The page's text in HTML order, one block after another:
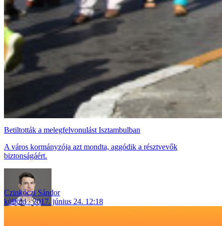
Betiltották a melegfelvonulást Isztambulban
A város kormányzója azt mondta, aggódik a résztvevők
biztonságáért.
Czinkóczi Sándor
külföld
2017. június 24. 12:18